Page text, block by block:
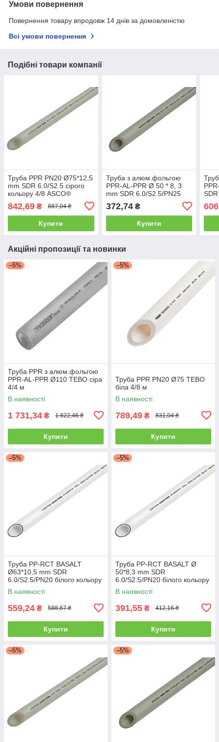
Умови повернення
Повернення товару впродовж 14 днів за домовленістю
Всі умови повернення
Подібні товари компанії
Труба PPR PN20 Ø75*12,5
mm SDR 6.0/S2.5 сірого
кольору 4/8 ASCO®
842,69 ₴ 887,04 ₴
Купити
Труба з алюм.фольгою
PPR-AL-PPR Ø 50 * 8, 3
mm SDR 6.0/S2.5/PN25
ASCO®
372,74₴
Купити
Акційні пропозиції та новинки
–5%
Труба PPR з алюм.фольгою
PPR-AL-PPR Ø110 TEBO сіра
4/4 м
В наявності
1 731,34 ₴ 1 822,46 ₴
Купити
–5%
Труба PPR PN20 Ø75 TEBO
біла 4/8 м
В наявності
789,49 ₴ 831,04 ₴
Купити
–5%
Труба PP-RCT BASALT
Ø63*10,5 mm SDR
6.0/S2.5/PN20 білого кольору
4/12 м ASCO®
В наявності
559,24 ₴ 588,67 ₴
Купити
–5%
Труба PP-RCT BASALT Ø
50*8,3 mm SDR
6.0/S2.5/PN20 білого кольору
4/20 м ASCO®
В наявності
391,55 ₴ 412,16 ₴
Купити
–5% –5%